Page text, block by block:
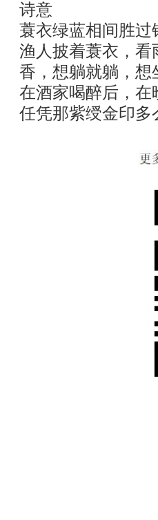
诗意
蓑衣绿蓝相间胜过
渔人披着蓑衣，看
香，想躺就躺，想
在酒家喝醉后，在
任凭那紫绶金印多